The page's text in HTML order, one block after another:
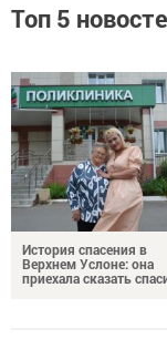
Топ 5
История спасения в
Верхнем Услоне: она
приехала сказать